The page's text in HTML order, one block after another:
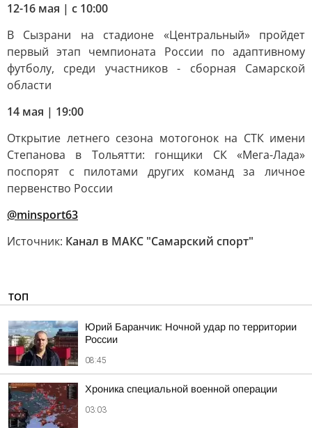
12-16 мая | с 10:00
В Сызрани на стадионе «Центральный» пройдет
первый этап чемпионата России по адаптивному
футболу, среди участников - сборная Самарской
области
14 мая | 19:00
Открытие летнего сезона мотогонок на СТК имени
Степанова в Тольятти: гонщики СК «Мега-Лада»
поспорят с пилотами других команд за личное
первенство России
@minsport63
Источник: Канал в МАКС "Самарский спорт"
ТОП
Юрий Баранчик: Ночной удар по территории
России
08:45
Хроника специальной военной операции
03:03